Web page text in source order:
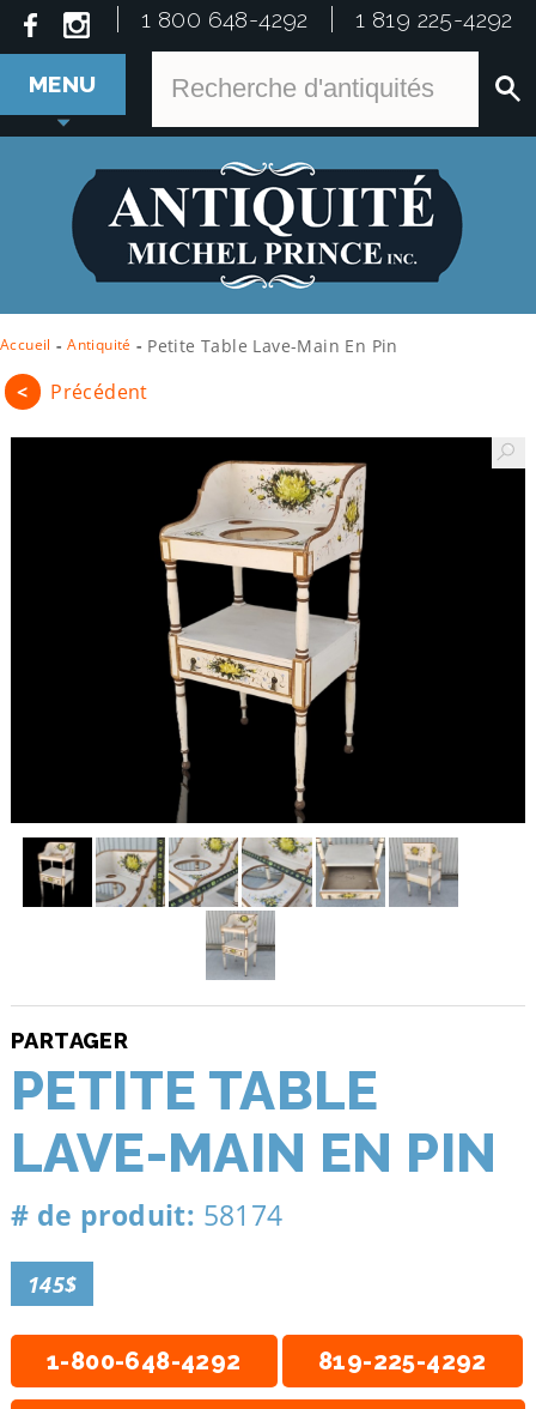
1 800 648-4292 1 819 225-4292
MENU
Accueil - Antiquité - Petite Table Lave-Main En Pin
< Précédent
PARTAGER
PETITE TABLE
LAVE-MAIN EN PIN
# de produit: 58174
145$
1-800-648-4292 819-225-4292